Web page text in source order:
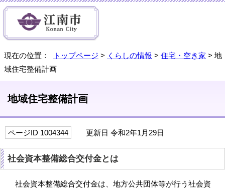
現在の位置： トップページ > くらしの情報 > 住宅・空き家 > 地
域住宅整備計画
地域住宅整備計画
ページID 1004344 更新日 令和2年1月29日
社会資本整備総合交付金とは
社会資本整備総合交付金は、地方公共団体等が行う社会資